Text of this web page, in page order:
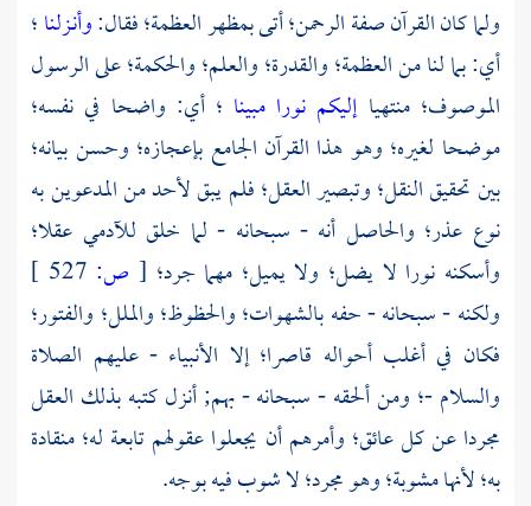
ولما كان القرآن صفة الرحمن؛ أتى بمظهر العظمة؛ فقال:وأنـزلنا؛
أي: بما لنا من العظمة؛ والقدرة؛ والعلم؛ والحكمة؛ على الرسول
الموصوف؛ منتهياإليكم نورا مبينا ؛ أي: واضحا في نفسه؛
موضحا لغيره؛ وهو هذا القرآن الجامع بإعجازه؛ وحسن بيانه؛
بين تحقيق النقل؛ وتبصير العقل؛ فلم يبق لأحد من المدعوين به
نوع عذر؛ والحاصل أنه - سبحانه - لما خلق للآدمي عقلا؛
وأسكنه نورا لا يضل؛ ولا يميل؛ مهما جرد؛ [ ص:
ولكنه - سبحانه - حفه بالشهوات؛ والحظوظ؛ والملل؛ والفتور؛
فكان في أغلب أحواله قاصرا؛ إلا الأنبياء - عليهم الصلاة
والسلام -؛ ومن ألحقه - سبحانه - بهم; أنزل كتبه بذلك العقل
مجردا عن كل عائق؛ وأمرهم أن يجعلوا عقولهم تابعة له؛ منقادة
به؛ لأنها مشوبة؛ وهو مجرد؛ لا شوب فيه بوجه.